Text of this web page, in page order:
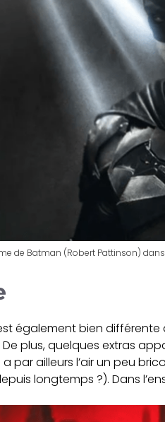
de Batman (Robert Pattinson) dans
également bien
plus, quelques extras
par ailleurs l’air un peu
longtemps ?). Dans